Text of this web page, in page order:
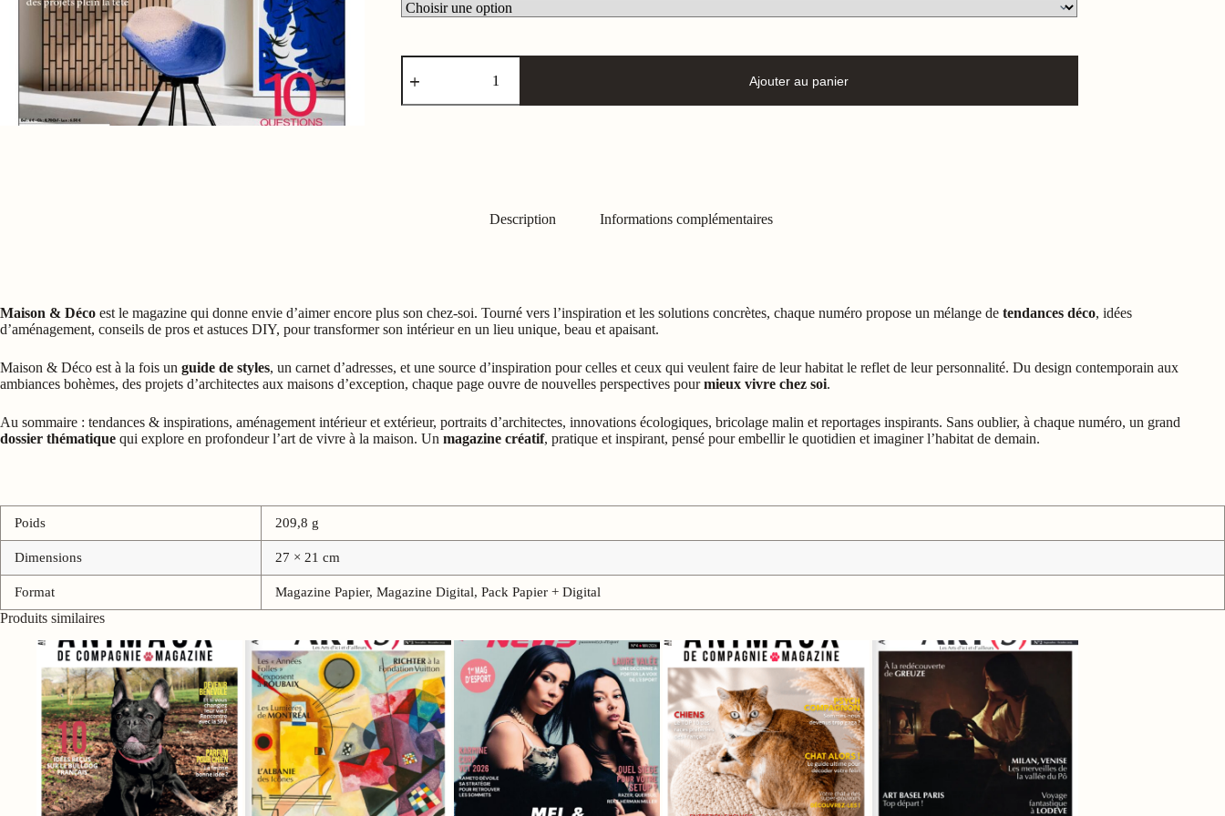
quantité
de
&
Ajouter au panier
Description Informations complémentaires
Maison & Déco est le magazine qui donne envie d’aimer encore plus son chez-soi. Tourné vers l’inspiration et les solutions concrètes, chaque numéro propose un mélange de tendances déco, idées
d’aménagement, conseils de pros et astuces DIY, pour transformer son intérieur en un lieu unique, beau et apaisant.
Maison & Déco est à la fois un guide de styles, un carnet d’adresses, et une source d’inspiration pour celles et ceux qui veulent faire de leur habitat le reflet de leur personnalité. Du design contemporain aux
ambiances bohèmes, des projets d’architectes aux maisons d’exception, chaque page ouvre de nouvelles perspectives pourmieux vivre chez soi.
Au sommaire : tendances & inspirations, aménagement intérieur et extérieur, portraits d’architectes, innovations écologiques, bricolage malin et reportages inspirants. Sans oublier, à chaque numéro, un grand
dossier thématique qui explore en profondeur l’art de vivre à la maison. Un magazine créatif, pratique et inspirant, pensé pour embellir le quotidien et imaginer l’habitat de demain.
Poids 209,8 g
Dimensions 27 × 21 cm
Format Magazine Papier, Magazine Digital, Pack Papier + Digital
Produits similaires